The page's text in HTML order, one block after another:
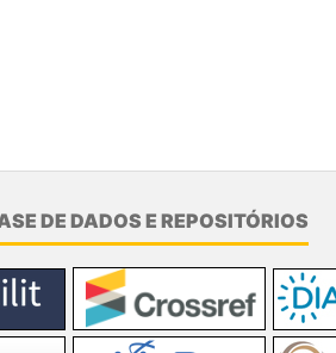
DE DADOS E REPOSITÓRIOS